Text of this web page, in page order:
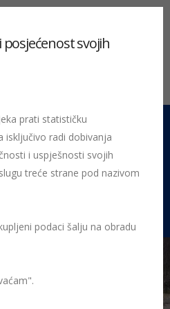
novosti
svojih
prati statističku
isključivo radi dobivanja
i uspješnosti svojih
treće strane pod nazivom
podaci šalju na obradu